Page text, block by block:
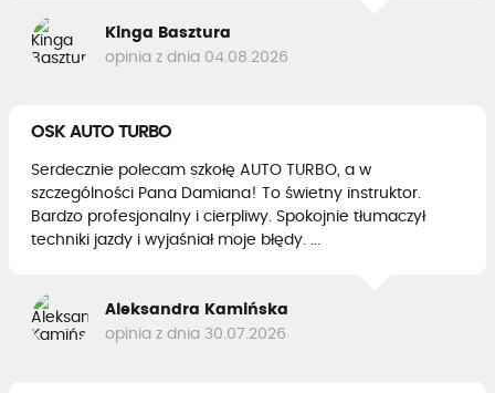
Kinga Basztura
opinia z dnia 04.08.2026
OSK AUTO TURBO
Serdecznie polecam szkołę AUTO TURBO, a w
szczególności Pana Damiana! To świetny instruktor.
Bardzo profesjonalny i cierpliwy. Spokojnie tłumaczył
techniki jazdy i wyjaśniał moje błędy. ...
Aleksandra Kamińska
opinia z dnia 30.07.2026